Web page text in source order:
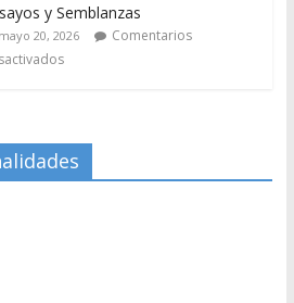
y Semblanzas
mayo 20, 2026
Comentarios